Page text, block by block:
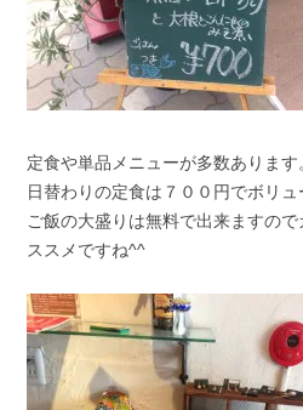
定食や単品メニューが多数あります
日替わりの定食は７００円でボリュ
ご飯の大盛りは無料で出来ますの
ススメですね^^